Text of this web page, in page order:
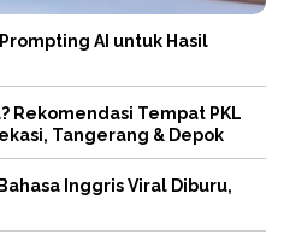
AI untuk Hasil
Rekomendasi Tempat PKL
Tangerang & Depok
Inggris Viral Diburu,